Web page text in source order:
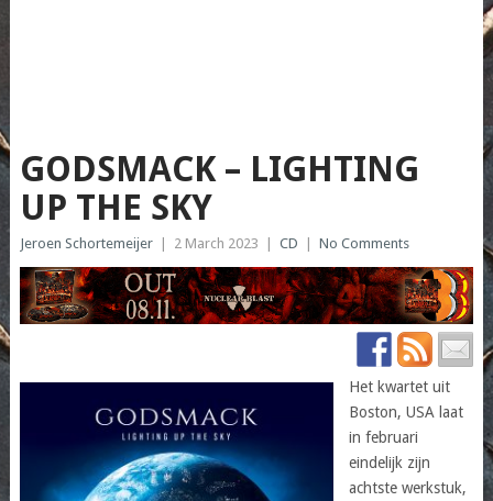
GODSMACK – LIGHTING
UP THE SKY
Jeroen Schortemeijer 2 March 2023 CD No Comments
Het kwartet uit
Boston, USA laat
in februari
eindelijk zijn
achtste werkstuk,